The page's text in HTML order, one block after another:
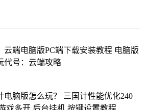
云端电脑版PC端下载安装教程 电脑版
代号：云端攻略
电脑版怎么玩？ 三国计性能优化240